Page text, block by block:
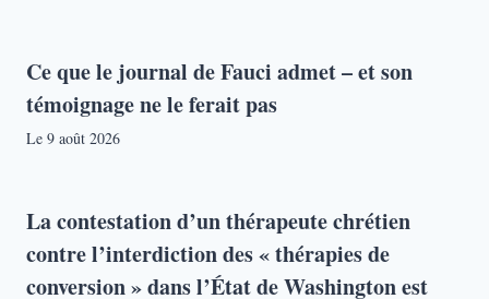
Ce que le journal de Fauci admet – et son
témoignage ne le ferait pas
Le 9 août 2026
La contestation d’un thérapeute chrétien
contre l’interdiction des « thérapies de
conversion » dans l’État de Washington est